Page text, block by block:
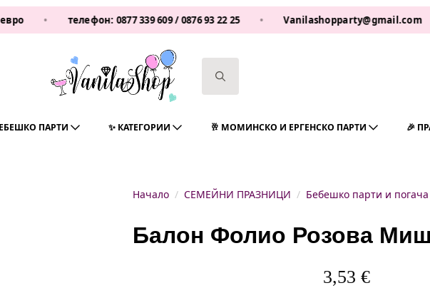
• телефон:0877 339 609/0876 93 22 25 • Vanilashopparty@gmail.com •
ПАРТИ ✨ КАТЕГОРИИ 🥂 МОМИНСКО И ЕРГЕНСКО ПАРТИ 🎉
Начало СЕМЕЙНИ ПРАЗНИЦИ Бебешко парти и погача
Балон Фолио Розова
3,53 €